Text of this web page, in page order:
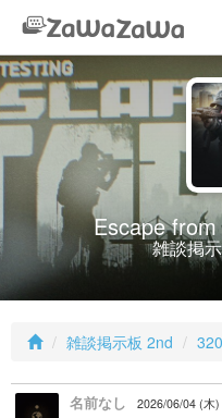
Escape
雑談掲
雑談掲示板 2nd
名前なし 2026/06/04 (木